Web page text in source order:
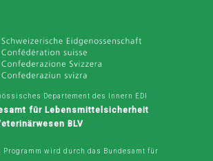
Departement des Innern EDI
für Lebensmittelsicherheit
BLV
Programm wird durch das Bundesamt für